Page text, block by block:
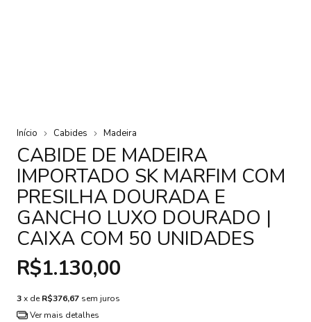
Início Cabides Madeira
CABIDE DE MADEIRA
IMPORTADO SK MARFIM COM
PRESILHA DOURADA E
GANCHO LUXO DOURADO |
CAIXA COM 50 UNIDADES
R$1.130,00
3x de R$376,67 sem juros
Ver mais detalhes